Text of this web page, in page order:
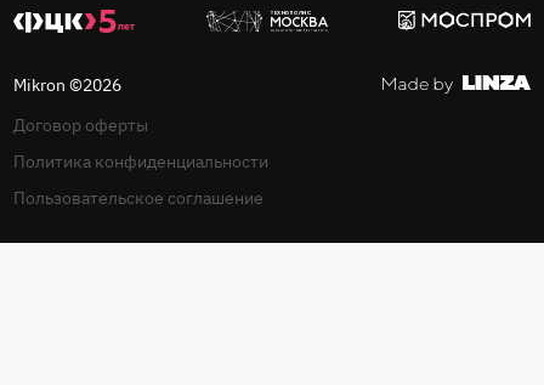
Mikron ©2026
Договор оферты
Политика конфиденциальности
Пользовательское соглашение